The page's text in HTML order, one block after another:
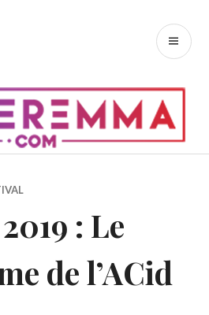
: Le
de l’ACid